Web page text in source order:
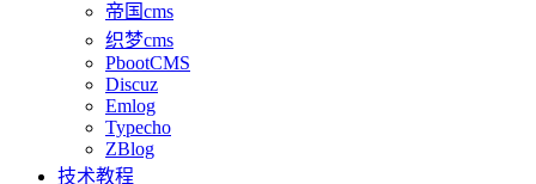
帝国cms
织梦cms
PbootCMS
Discuz
Emlog
Typecho
ZBlog
技术教程